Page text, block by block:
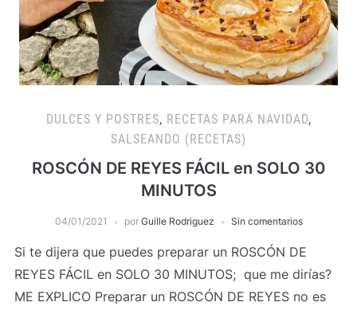
DULCES Y POSTRES, RECETAS PARA NAVIDAD,
SALSEANDO (RECETAS)
ROSCÓN DE REYES FÁCIL en SOLO 30
MINUTOS
04/01/2021 por Guille Rodriguez Sin comentarios
Si te dijera que puedes preparar un ROSCÓN DE
REYES FÁCIL en SOLO 30 MINUTOS; que me dirías?
ME EXPLICO Preparar un ROSCÓN DE REYES no es